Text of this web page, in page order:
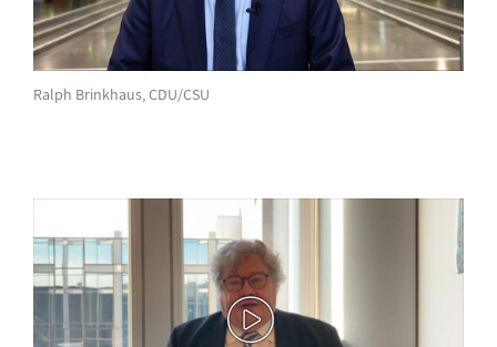
Ralph Brinkhaus, CDU/CSU